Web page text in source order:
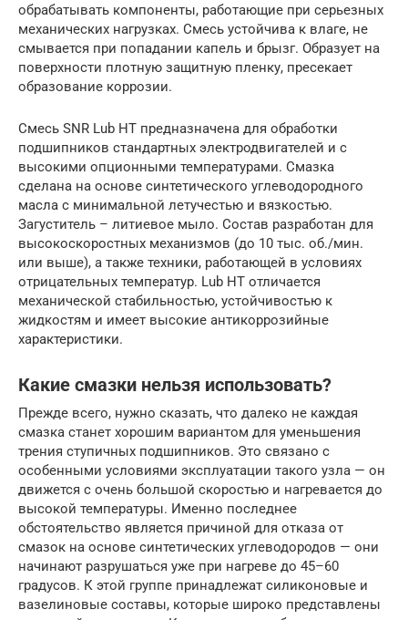
обрабатывать компоненты, работающие при серьезных
механических нагрузках. Смесь устойчива к влаге, не
смывается при попадании капель и брызг. Образует на
поверхности плотную защитную пленку, пресекает
образование коррозии.
Смесь SNR Lub HT предназначена для обработки
подшипников стандартных электродвигателей и с
высокими опционными температурами. Смазка
сделана на основе синтетического углеводородного
масла с минимальной летучестью и вязкостью.
Загуститель – литиевое мыло. Состав разработан для
высокоскоростных механизмов (до 10 тыс. об./мин.
или выше), а также техники, работающей в условиях
отрицательных температур. Lub HT отличается
механической стабильностью, устойчивостью к
жидкостям и имеет высокие антикоррозийные
характеристики.
Какие смазки нельзя использовать?
Прежде всего, нужно сказать, что далеко не каждая
смазка станет хорошим вариантом для уменьшения
трения ступичных подшипников. Это связано с
особенными условиями эксплуатации такого узла — он
движется с очень большой скоростью и нагревается до
высокой температуры. Именно последнее
обстоятельство является причиной для отказа от
смазок на основе синтетических углеводородов — они
начинают разрушаться уже при нагреве до 45–60
градусов. К этой группе принадлежат силиконовые и
вазелиновые составы, которые широко представлены